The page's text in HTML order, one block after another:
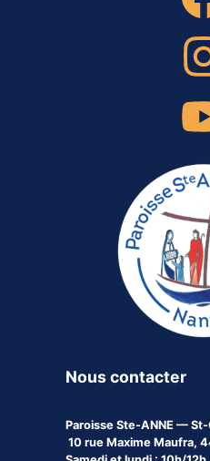
Nous contacter
Paroisse Ste-ANNE — St-
10 rue Maxime Maufra,